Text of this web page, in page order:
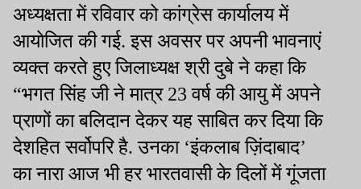
अध्यक्षता में रविवार को कांग्रेस कार्यालय में
आयोजित की गई. इस अवसर पर अपनी भावनाएं
व्यक्त करते हुए जिलाध्यक्ष श्री दुबे ने कहा कि
“भगत सिंह जी ने मात्र 23 वर्ष की आयु में अपने
प्राणों का बलिदान देकर यह साबित कर दिया कि
देशहित सर्वोपरि है. उनका ‘इंकलाब ज़िंदाबाद’
का नारा आज भी हर भारतवासी के दिलों में गूंजता